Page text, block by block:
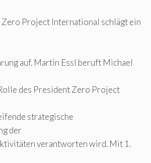
Zero Project International schlägt ein
auf. Martin Essl beruft Michael
des President Zero Project
strategische
der
verantworten wird. Mit 1.